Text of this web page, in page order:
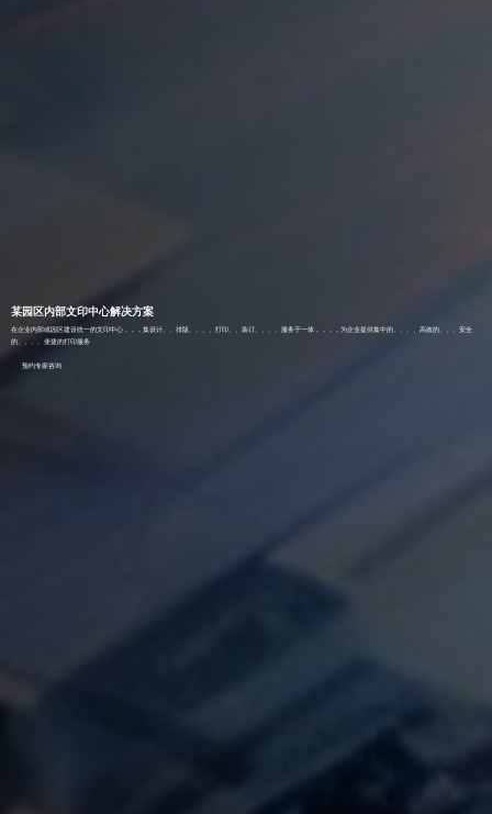
某园区内部文印中心解决方案
在企业内部或园区建设统一的文印中心，，，集设计、、排版、、、、打印、、装订、、、、服务于一体，，，，为企业提供集中的、、、、高效的、、、安全
的、、、、便捷的打印服务
预约专家咨询